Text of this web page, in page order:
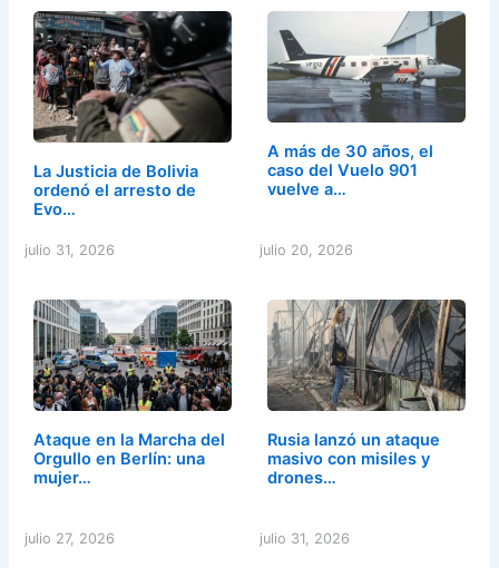
La Justicia de Bolivia
ordenó el arresto de
Evo…
julio 31, 2026
A más de 30 años, el
caso del Vuelo 901
vuelve a…
julio 20, 2026
Ataque en la Marcha del
Orgullo en Berlín: una
mujer…
julio 27, 2026
Rusia lanzó un ataque
masivo con misiles y
drones…
julio 31, 2026